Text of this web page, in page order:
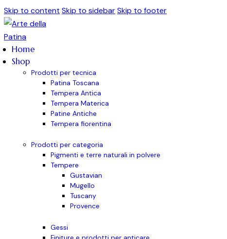
Skip to content Skip to sidebarSkip to footer
Home
Shop
Prodotti per tecnica
Patina Toscana
Tempera Antica
Tempera Materica
Patine Antiche
Tempera fiorentina
Prodotti per categoria
Pigmenti e terre naturali in polvere
Tempere
Gustavian
Mugello
Tuscany
Provence
Gessi